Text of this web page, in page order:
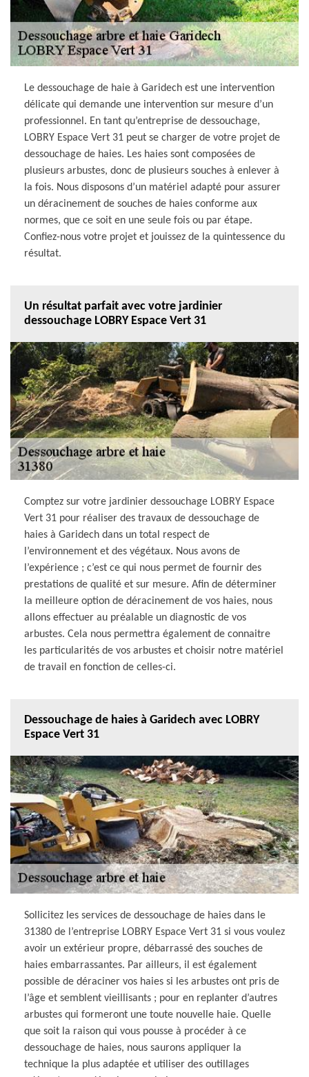
Le dessouchage de haie à Garidech est une intervention
délicate qui demande une intervention sur mesure d’un
professionnel. En tant qu’entreprise de dessouchage,
LOBRY Espace Vert 31 peut se charger de votre projet de
dessouchage de haies. Les haies sont composées de
plusieurs arbustes, donc de plusieurs souches à enlever à
la fois. Nous disposons d’un matériel adapté pour assurer
un déracinement de souches de haies conforme aux
normes, que ce soit en une seule fois ou par étape.
Confiez-nous votre projet et jouissez de la quintessence du
résultat.
Un résultat parfait avec votre jardinier
dessouchage LOBRY Espace Vert 31
Comptez sur votre jardinier dessouchage LOBRY Espace
Vert 31 pour réaliser des travaux de dessouchage de
haies à Garidech dans un total respect de
l’environnement et des végétaux. Nous avons de
l’expérience ; c’est ce qui nous permet de fournir des
prestations de qualité et sur mesure. Afin de déterminer
la meilleure option de déracinement de vos haies, nous
allons effectuer au préalable un diagnostic de vos
arbustes. Cela nous permettra également de connaitre
les particularités de vos arbustes et choisir notre matériel
de travail en fonction de celles-ci.
Dessouchage de haies à Garidech avec LOBRY
Espace Vert 31
Sollicitez les services de dessouchage de haies dans le
31380 de l’entreprise LOBRY Espace Vert 31 si vous voulez
avoir un extérieur propre, débarrassé des souches de
haies embarrassantes. Par ailleurs, il est également
possible de déraciner vos haies si les arbustes ont pris de
l’âge et semblent vieillisants ; pour en replanter d’autres
arbustes qui formeront une toute nouvelle haie. Quelle
que soit la raison qui vous pousse à procéder à ce
dessouchage de haies, nous saurons appliquer la
technique la plus adaptée et utiliser des outillages